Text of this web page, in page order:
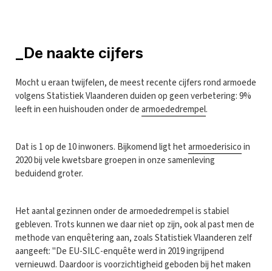
_De naakte cijfers
Mocht u eraan twijfelen, de meest recente cijfers rond armoede
volgens Statistiek Vlaanderen duiden op geen verbetering: 9%
leeft in een huishouden onder dearmoededrempel.
Dat is 1 op de 10 inwoners. Bijkomend ligt hetarmoederisicoin
2020 bij vele kwetsbare groepen in onze samenleving
beduidend groter.
Het aantal gezinnen onder de armoededrempel is stabiel
gebleven. Trots kunnen we daar niet op zijn, ook al past men de
methode van enquêtering aan, zoals Statistiek Vlaanderen zelf
aangeeft: "De EU-SILC-enquête werd in 2019 ingrijpend
vernieuwd. Daardoor is voorzichtigheid geboden bij het maken